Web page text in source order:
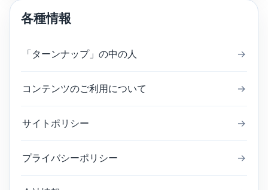
各種情報
「ターンナップ」の中の人 →
コンテンツのご利用について →
サイトポリシー →
プライバシーポリシー →